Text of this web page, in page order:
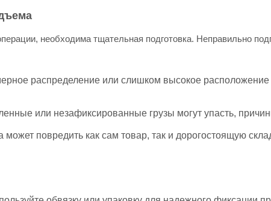
необходима тщательная подготовка. Неправильно
распределение или слишком высокое расположение
или незафиксированные грузы могут упасть,
может повредить как сам товар, так и дорогостоящую